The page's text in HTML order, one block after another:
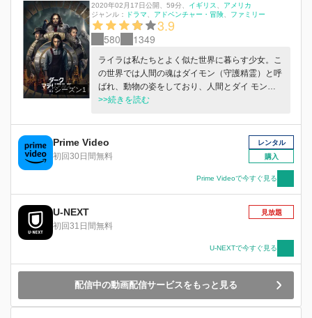
シーズン1
2020年02月17日公開 59分 イギリス
アメリカ
ジャンル：
ドラマ アドベンチャー・冒険 ファミリー
3.9
580 1349
ライラは私たちとよく似た世界に暮らす少女。こ
の世界では人間の魂はダイモン（守護精霊）と呼
ばれ、動物の姿をしており、人間とダイ モンは
強い絆で結ばれている。一方、この世界は何世紀
支配されてきた。ライラは何者かに さらわれた
子どもたちを救うため、黄金の羅針盤を手に北極
へと向かう。冒険の先で、ライラを待ち受ける運
命とは・・・？壮大な物語が、 今始まる！
>>続きを読む
Prime Video
初回30日間無料
レンタル
購入
Prime Videoで今すぐ見る
U-NEXT
初回31日間無料
見放題
U-NEXTで今すぐ見る
配信中の動画配信サービスをもっと見る